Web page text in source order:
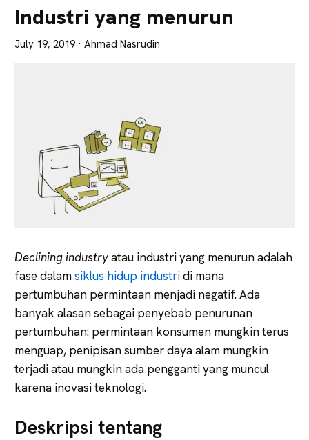
Tajam
Industri yang menurun
July 19, 2019 · Ahmad Nasrudin
Declining industryatau industri yang menurun adalah
fase dalamsiklus hidup industridi mana
pertumbuhan permintaan menjadi negatif. Ada
banyak alasan sebagai penyebab penurunan
pertumbuhan: permintaan konsumen mungkin terus
menguap, penipisan sumber daya alam mungkin
terjadi atau mungkin ada pengganti yang muncul
karena inovasi teknologi.
Deskripsi tentang